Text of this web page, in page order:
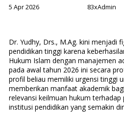
5 Apr 2026 83xAdmin
Dr. Yudhy, Drs., M.Ag. kini menjadi
pendidikan tinggi karena
Hukum Islam dengan manajemen
pada awal tahun 2026 ini secara
profil beliau memiliki urgensi tinggi
memberikan manfaat akademik
relevansi keilmuan hukum
institusi pendidikan yang semakin